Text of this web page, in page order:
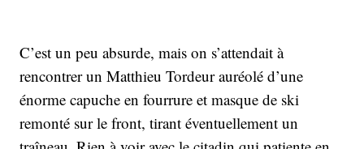
C’est un peu absurde, mais on s’attendait à
rencontrer un Matthieu Tordeur auréolé d’une
énorme capuche en fourrure et masque de ski
remonté sur le front, tirant éventuellement un